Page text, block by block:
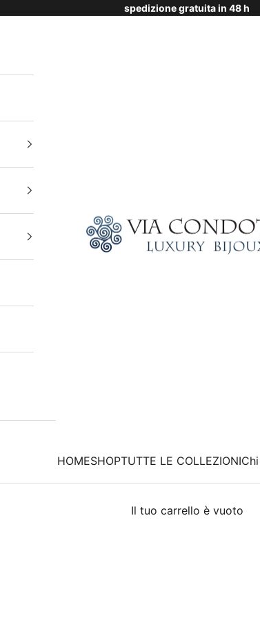
spedizione gratuita in 48 h
Via Condotti Store
HOMESHOPTUTTE LE COLLEZIONI
Il tuo carrello è vuoto